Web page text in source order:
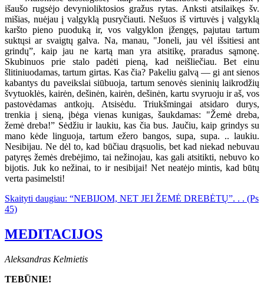
išaušo rugsėjo devynioliktosios gražus rytas. Anksti atsilaikęs šv.
mišias, nuėjau į valgyklą pusryčiauti. Nešuos iš virtuvės į valgyklą
karšto pieno puoduką ir, vos valgyklon įžengęs, pajutau tartum
suktųsi ar svaigtų galva. Na, manau, "Joneli, jau vėl išsitiesi ant
grindų”, kaip jau ne kartą man yra atsitikę, praradus sąmonę.
Skubinuos prie stalo padėti pieną, kad neišliečiau. Bet einu
šlitiniuodamas, tartum girtas. Kas čia? Pakeliu galvą — gi ant sienos
kabantys du paveikslai siūbuoja, tartum senovės sieninių laikrodžių
švytuoklės, kairėn, dešinėn, kairėn, dešinėn, kartu svyruoju ir aš, vos
pastovėdamas antkojų. Atsisėdu. Triukšmingai atsidaro durys,
trenkia į sieną, įbėga vienas kunigas, šaukdamas: "Žemė dreba,
žemė dreba!” Sėdžiu ir laukiu, kas čia bus. Jaučiu, kaip grindys su
mano kėde linguoja, tartum ežero bangos, supa, supa. .. laukiu.
Nesibijau. Ne dėl to, kad būčiau drąsuolis, bet kad niekad nebuvau
patyręs žemės drebėjimo, tai nežinojau, kas gali atsitikti, nebuvo ko
bijotis. Juk ko nežinai, to ir nesibijai! Net neatėjo mintis, kad būtų
verta pasimelsti!
Skaityti daugiau: “NEBIJOM, NET JEI ŽEMĖ DREBĖTŲ”. . . (Ps
45)
MEDITACIJOS
Aleksandras Kelmietis
TEBŪNIE!